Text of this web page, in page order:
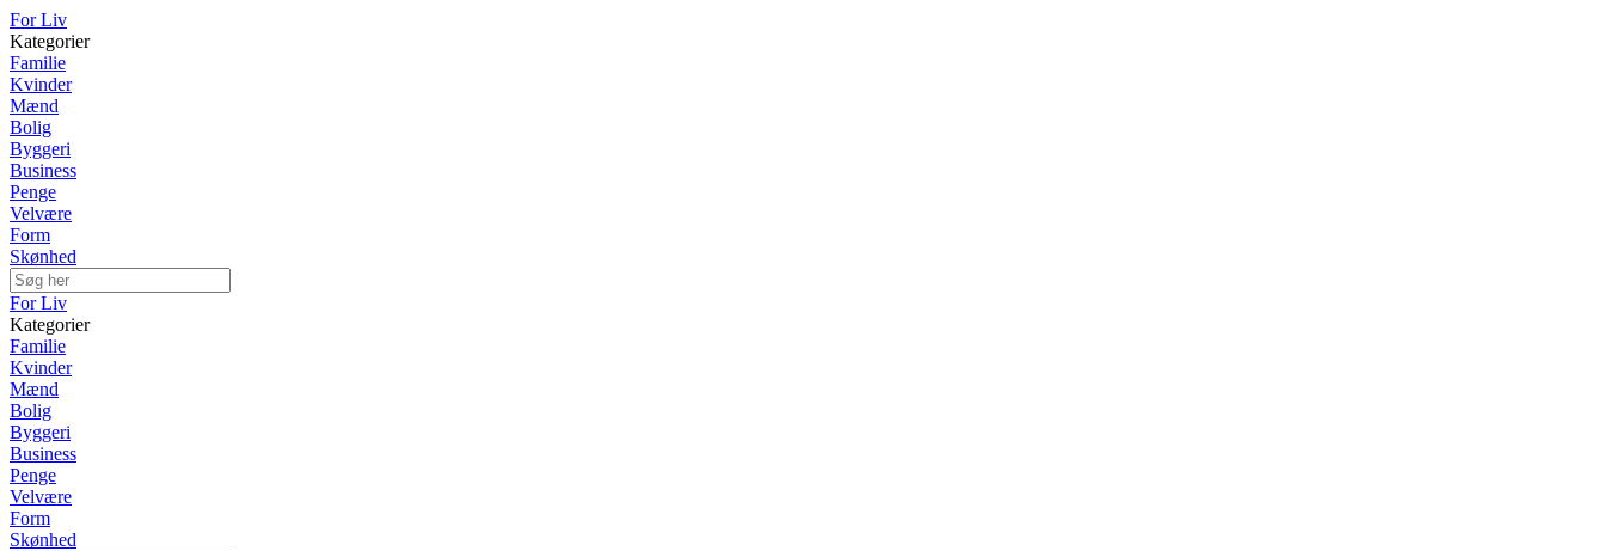
For Liv
Kategorier
Familie
Kvinder
Mænd
Bolig
Byggeri
Business
Penge
Velvære
Form
Skønhed
For Liv
Kategorier
Familie
Kvinder
Mænd
Bolig
Byggeri
Business
Penge
Velvære
Form
Skønhed